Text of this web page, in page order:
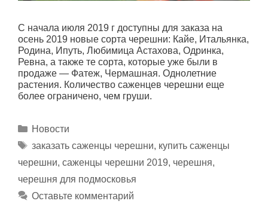
С начала июля 2019 г доступны для заказа на
осень 2019 новые сорта черешни: Кайе, Итальянка,
Родина, Ипуть, Любимица Астахова, Одринка,
Ревна, а также те сорта, которые уже были в
продаже — Фатеж, Чермашная. Однолетние
растения. Количество саженцев черешни еще
более ограничено, чем груши.
Рубрики
Новости
Метки
заказать саженцы черешни, купить саженцы
черешни, саженцы черешни 2019, черешня,
черешня для подмосковья
Оставьте комментарий